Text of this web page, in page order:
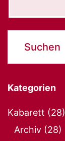
Kategorien
Kabarett (28)
Archiv (28)